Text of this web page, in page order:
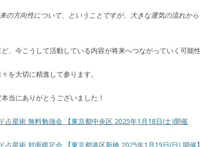
の方向性について、ということですが、大きな運気の流れから
ど、今こうして活動している内容が将来へつながっていく可能
を大切に精進して参ります。
当にありがとうございました！
占星術 無料勉強会 【東京都中央区 2025年1月18日(土)開催
占星術 対面鑑定会 【東京都港区新橋 2025年1月19日(日) 開催】